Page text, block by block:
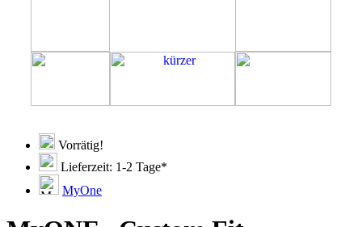
Vorrätig!
Lieferzeit: 1-2 Tage*
MyOne